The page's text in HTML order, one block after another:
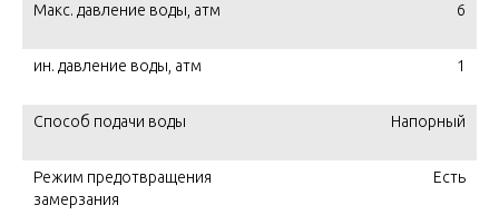
Макс. давление воды, атм 6
ин. давление воды, атм 1
Способ подачи воды Напорный
Режим предотвращения
замерзания
Есть